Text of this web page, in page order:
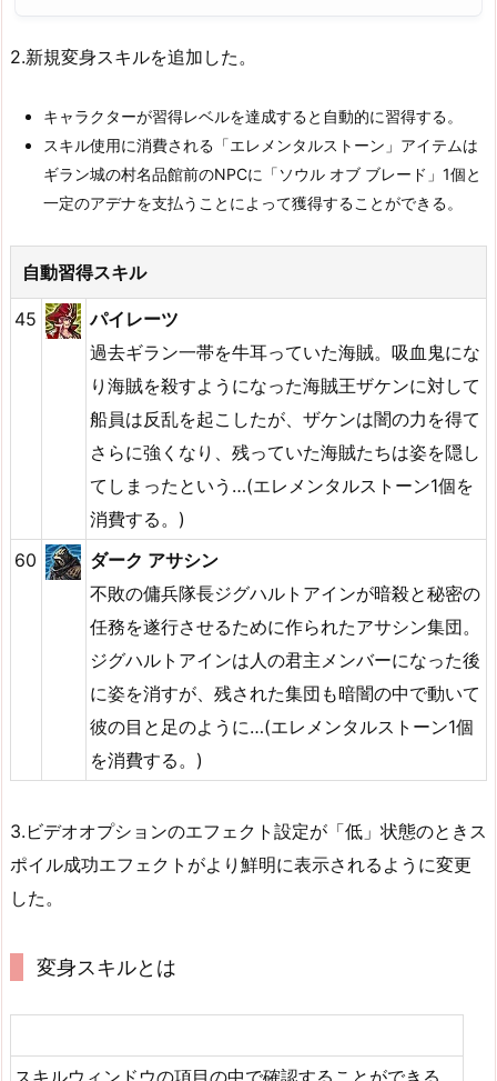
2.新規変身スキルを追加した。
キャラクターが習得レベルを達成すると自動的に習得する。
スキル使用に消費される「エレメンタルストーン」アイテムは
ギラン城の村名品館前のNPCに「ソウル オブ ブレード」1個と
一定のアデナを支払うことによって獲得することができる。
自動習得スキル
45
パイレーツ
過去ギラン一帯を牛耳っていた海賊。吸血鬼にな
り海賊を殺すようになった海賊王ザケンに対して
船員は反乱を起こしたが、ザケンは闇の力を得て
さらに強くなり、残っていた海賊たちは姿を隠し
てしまったという…(エレメンタルストーン1個を
消費する。)
60
ダーク アサシン
不敗の傭兵隊長ジグハルトアインが暗殺と秘密の
任務を遂行させるために作られたアサシン集団。
ジグハルトアインは人の君主メンバーになった後
に姿を消すが、残された集団も暗闇の中で動いて
彼の目と足のように…(エレメンタルストーン1個
を消費する。)
3.ビデオオプションのエフェクト設定が「低」状態のときス
ポイル成功エフェクトがより鮮明に表示されるように変更
した。
変身スキルとは